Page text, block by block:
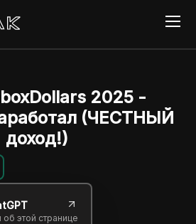
2025 -
(ЧЕСТНЫЙ
доход!)
этой странице
3 минут